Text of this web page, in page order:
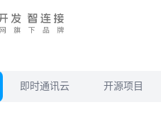
即时通讯云 开源项目